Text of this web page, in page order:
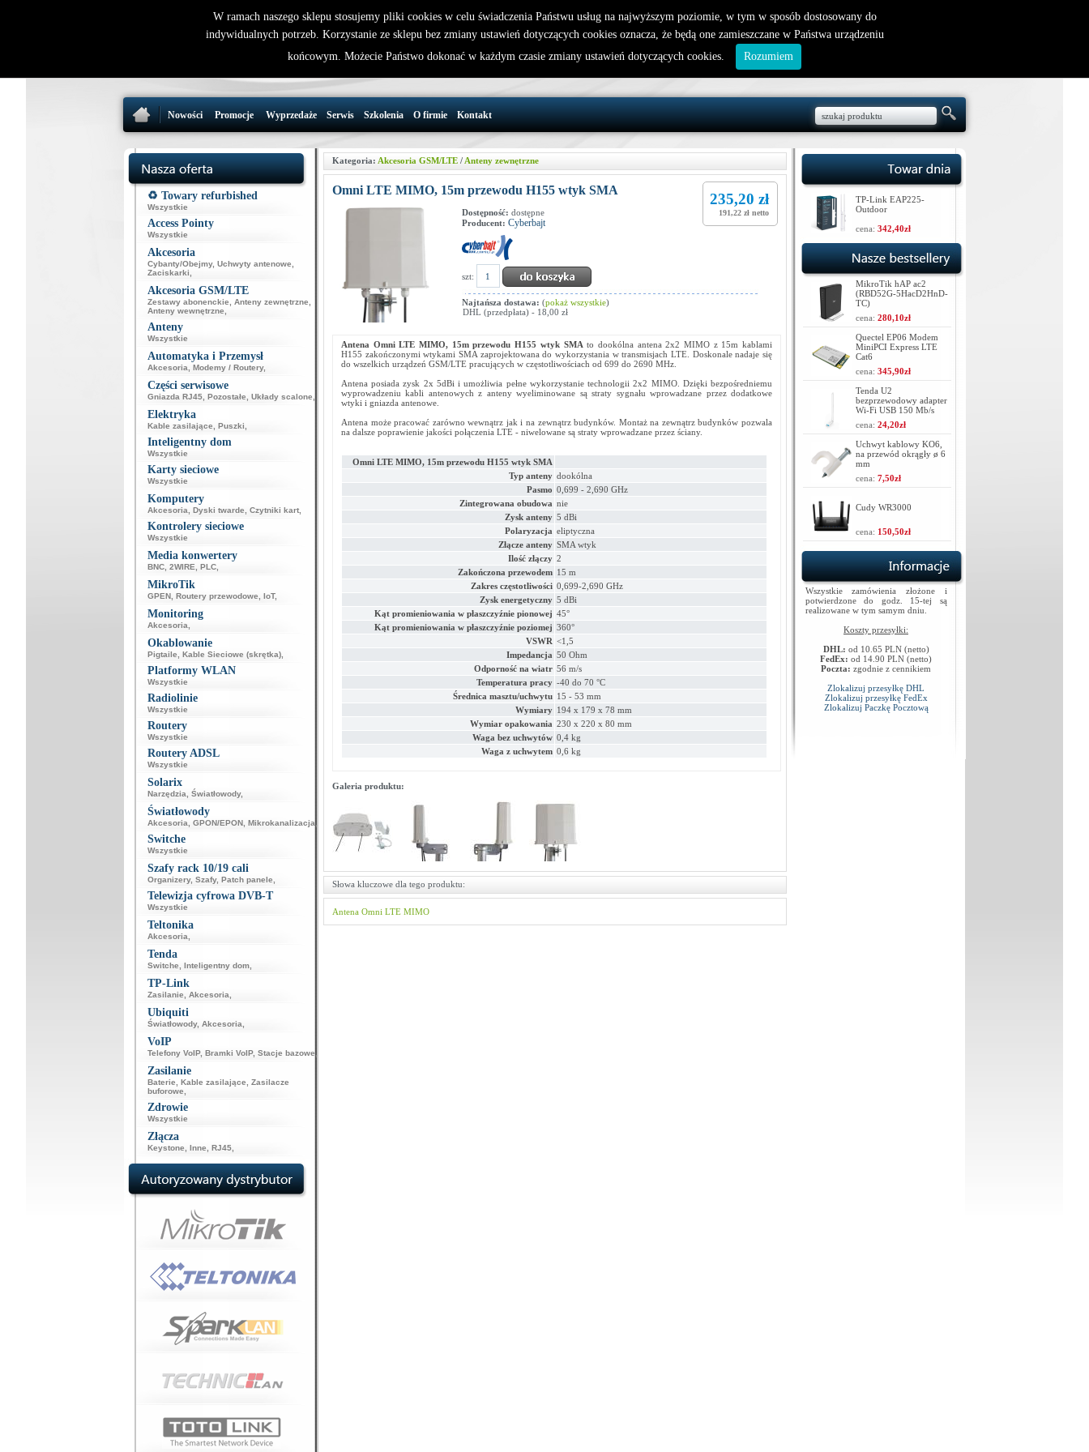
nowy klient
32 721 86 72
support@wirelesslan.com.pl
W koszyku jest 0 produktów(y)
Nowości Promocje Wyprzedaże Serwis Szkolenia O firmie Kontakt
♻️ Towary refurbished
Wszystkie
Access Pointy
Wszystkie
Akcesoria
Cybanty/Obejmy, Uchwyty antenowe
Zaciskarki
Akcesoria GSM/LTE
Zestawy abonenckie Anteny zewnętrzne
Anteny wewnętrzne
Anteny
Wszystkie
Automatyka i Przemysł
Akcesoria Modemy / Routery,
Części serwisowe
Gniazda RJ45, Pozostałe Układy scalone
Elektryka
Kable zasilające Puszki
Inteligentny dom
Wszystkie
Karty sieciowe
Wszystkie
Komputery
Akcesoria Dyski twarde Czytniki kart,
Kontrolery sieciowe
Wszystkie
Media konwertery
BNC, 2WIRE PLC,
MikroTik
GPEN, Routery przewodowe IoT,
Monitoring
Akcesoria
Okablowanie
Pigtaile Kable Sieciowe (skrętka),
Platformy WLAN
Wszystkie
Radiolinie
Wszystkie
Routery
Wszystkie
Routery ADSL
Wszystkie
Solarix
Narzędzia Światłowody,
Światłowody
Akcesoria GPON/EPON, Mikrokanalizacja
Switche
Wszystkie
Szafy rack 10/19 cali
Organizery, Szafy, Patch panele
Telewizja cyfrowa DVB-T
Wszystkie
Teltonika
Akcesoria
Tenda
Switche Inteligentny dom,
TP-Link
Zasilanie Akcesoria
Ubiquiti
Światłowody, Akcesoria
VoIP
Telefony VoIP, Bramki VoIP, Stacje bazowe
Zasilanie
Baterie Kable zasilające
Zasilacze
buforowe
Zdrowie
Wszystkie
Złącza
Keystone Inne RJ45,
Kategoria: Akcesoria GSM/LTE / Anteny zewnętrzne
Omni LTE MIMO, 15m przewodu H155 wtyk SMA
235,20 zł
191,22 zł netto
Dostępność: dostępne
Producent: Cyberbajt
szt:
Najtańsza dostawa: (pokaż wszystkie)
DHL (przedpłata) - 18,00 zł
Antena Omni LTE MIMO, 15m przewodu H155 wtyk SMA to dookólna antena 2x2 MIMO z 15m kablami
H155 zakończonymi wtykami SMA zaprojektowana do wykorzystania w transmisjach LTE. Doskonale nadaje się
do wszelkich urządzeń GSM/LTE pracujących w częstotliwościach od 699 do 2690 MHz.
Antena posiada zysk 2x 5dBi i umożliwia pełne wykorzystanie technologii 2x2 MIMO. Dzięki bezpośredniemu
wyprowadzeniu kabli antenowych z anteny wyeliminowane są straty sygnału wprowadzane przez dodatkowe
wtyki i gniazda antenowe.
Antena może pracować zarówno wewnątrz jak i na zewnątrz budynków. Montaż na zewnątrz budynków pozwala
na dalsze poprawienie jakości połączenia LTE - niwelowane są straty wprowadzane przez ściany.
Omni LTE MIMO, 15m przewodu H155 wtyk SMA
Typ anteny dookólna
Pasmo 0,699 - 2,690 GHz
Zintegrowana obudowa nie
Zysk anteny 5 dBi
Polaryzacja eliptyczna
Złącze anteny SMA wtyk
Ilość złączy 2
Zakończona przewodem 15 m
Zakres częstotliwości 0,699-2,690 GHz
Zysk energetyczny 5 dBi
Kąt promieniowania w płaszczyźnie pionowej 45°
Kąt promieniowania w płaszczyźnie poziomej 360°
VSWR <1,5
Impedancja 50 Ohm
Odporność na wiatr 56 m/s
Temperatura pracy -40 do 70 °C
Średnica masztu/uchwytu 15 - 53 mm
Wymiary 194 x 179 x 78 mm
Wymiar opakowania 230 x 220 x 80 mm
Waga bez uchwytów 0,4 kg
Waga z uchwytem 0,6 kg
Galeria produktu:
Słowa kluczowe dla tego produktu:
Antena Omni LTE MIMO
TP-Link EAP225-
Outdoor
cena: 342,40zł
MikroTik hAP ac2
(RBD52G-5HacD2HnD-
TC)
cena: 280,10zł
Quectel EP06 Modem
MiniPCI Express LTE
Cat6
cena: 345,90zł
Tenda U2
bezprzewodowy adapter
Wi-Fi USB 150 Mb/s
cena: 24,20zł
Uchwyt kablowy KO6,
na przewód okrągły ø 6
mm
cena: 7,50zł
Cudy WR3000
cena: 150,50zł
Wszystkie zamówienia złożone i
potwierdzone do godz. 15-tej są
realizowane w tym samym dniu.
Koszty przesyłki:
DHL: od 10.65 PLN (netto)
FedEx: od 14.90 PLN (netto)
Poczta: zgodnie z cennikiem
Zlokalizuj przesyłkę DHL
Zlokalizuj przesyłkę FedEx
Zlokalizuj Paczkę Pocztową
W ramach naszego sklepu stosujemy pliki cookies w celu świadczenia Państwu usług na najwyższym poziomie, w tym w sposób dostosowany do
indywidualnych potrzeb. Korzystanie ze sklepu bez zmiany ustawień dotyczących cookies oznacza, że będą one zamieszczane w Państwa urządzeniu
końcowym. Możecie Państwo dokonać w każdym czasie zmiany ustawień dotyczących cookies.
Rozumiem